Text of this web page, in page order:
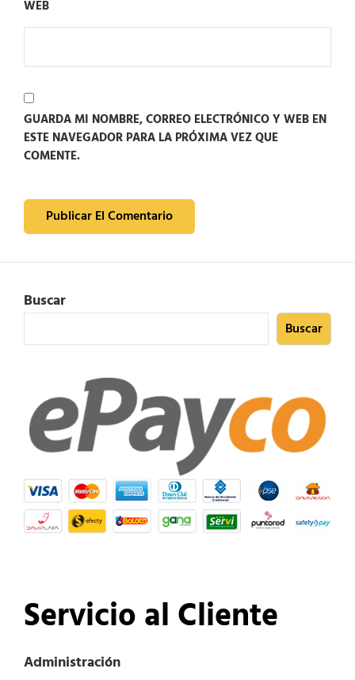
WEB
GUARDA MI NOMBRE, CORREO ELECTRÓNICO Y WEB EN
ESTE NAVEGADOR PARA LA PRÓXIMA VEZ QUE
COMENTE.
Buscar
Buscar
Servicio al Cliente
Administración